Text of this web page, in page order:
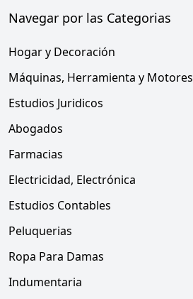
Navegar por las Categorias
Hogar y Decoración
Máquinas, Herramienta y Motores
Estudios Juridicos
Abogados
Farmacias
Electricidad, Electrónica
Estudios Contables
Peluquerias
Ropa Para Damas
Indumentaria